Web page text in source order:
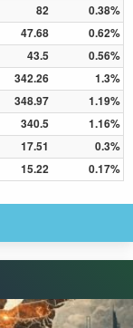
82
0.38%
47.68
0.62%
43.5
0.56%
342.26
1.3%
348.97
1.19%
340.5
1.16%
17.51
0.3%
15.22 0.17%